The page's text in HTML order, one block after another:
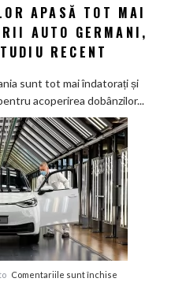
Povara
datoriilor
mai
greu
furnizorii
auto
germani,
arată
un
studiu
recent
APASĂ TOT MAI
AUTO GERMANI,
RECENT
sunt tot mai îndatorați și
acoperirea dobânzilor...
Comentariile sunt închise